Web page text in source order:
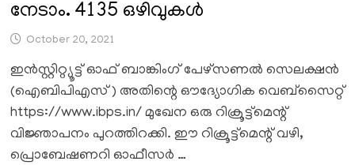
നേടാം. 4135 ഒഴിവുകൾ
October 20, 2021
ഇൻസ്റ്റിറ്റ്യൂട്ട് ഓഫ് ബാങ്കിംഗ് പേഴ്സണൽ സെലക്ഷൻ
(ഐബിപിഎസ്) അതിന്റെ ഔദ്യോഗിക വെബ്സൈറ്റ്
https://www.ibps.in/ മുഖേന ഒരു റിക്രൂട്ട്മെന്റ്
വിജ്ഞാപനം പുറത്തിറക്കി. ഈ റിക്രൂട്ട്മെന്റ് വഴി,
പ്രൊബേഷണറി ഓഫീസർ …